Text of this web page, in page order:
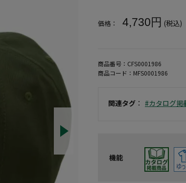
価格： 4,730円 (税込)
商品番号： CFS0001986
商品コード： MFS0001986
関連タグ ： #カタログ掲
機能